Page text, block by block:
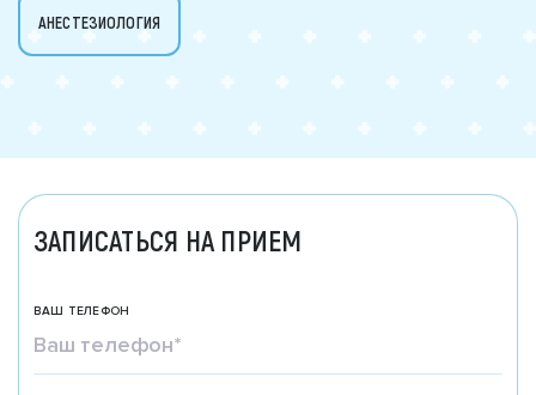
АНЕСТЕЗИОЛОГИЯ
ЗАПИСАТЬСЯ НА ПРИЕМ
ВАШ ТЕЛЕФОН